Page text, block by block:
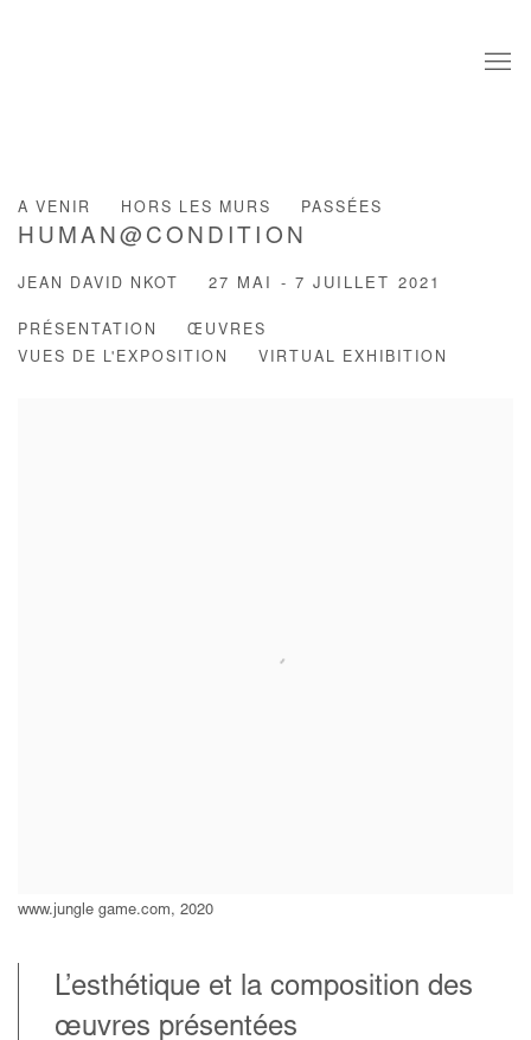
A VENIR HORS LES MURS PASSÉES
HUMAN@CONDITION
JEAN DAVID NKOT 27 MAI - 7 JUILLET 2021
PRÉSENTATION
ŒUVRES
VUES DE L'EXPOSITION
VIRTUAL EXHIBITION
www.jungle game.com, 2020
L’esthétique et la composition des
œuvres présentées